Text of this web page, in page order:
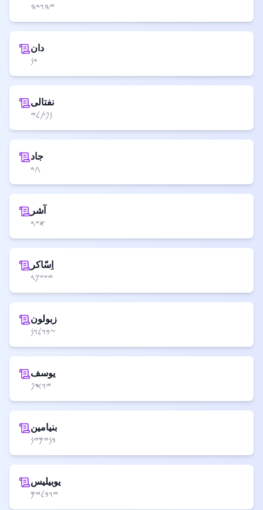
𐤉𐤄𐤅𐤃𐤄
دان
𐤃𐤍
نفتالی
𐤍𐤐𐤕𐤋𐤉
جاد
𐤂𐤃
آشر
𐤀𐤔𐤓
اِسّاکر
𐤉𐤔𐤔𐤊𐤓
زبولون
𐤆𐤁𐤅𐤋𐤅𐤍
یوسف
𐤉𐤅𐤎𐤐
بنیامین
𐤁𐤍𐤉𐤌𐤉𐤍
یوبیلیس
𐤉𐤅𐤁𐤋𐤉𐤌